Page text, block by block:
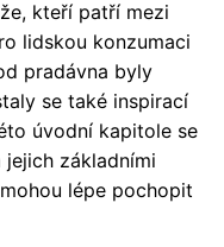
kteří patří mezi
lidskou konzumaci
pradávna byly
se také inspirací
úvodní kapitole se
základními
lépe pochopit